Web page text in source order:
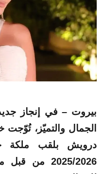
بيروت – في إنجاز
الجمال والتميّز، تُوّجت
درويش بلقب ملكة
2025/2026